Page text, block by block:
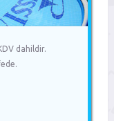
dahildir.